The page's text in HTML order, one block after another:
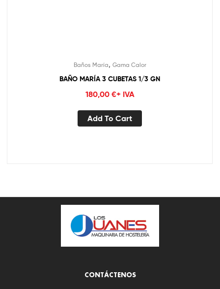
Baños María, Gama Calor
BAÑO MARÍA 3 CUBETAS 1/3 GN
180,00 €+ IVA
Add To Cart
CONTÁCTENOS